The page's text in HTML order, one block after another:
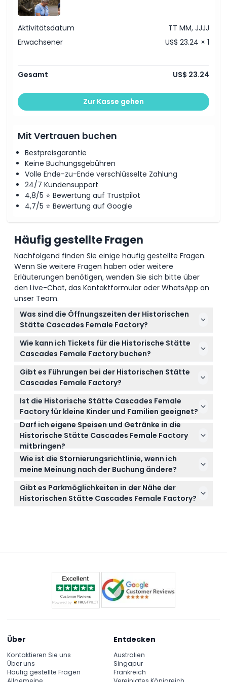
Stornierungsbedingungen
Aktivitätsdatum
TT MM, JJJJ
Erwachsener
US$ 23.24 × 1
Gesamt US$ 23.24
Zur Kasse gehen
Mit Vertrauen buchen
Bestpreisgarantie
Keine Buchungsgebühren
Volle Ende-zu-Ende verschlüsselte Zahlung
24/7 Kundensupport
4,8/5 ⭐ Bewertung auf Trustpilot
4,7/5 ⭐ Bewertung auf Google
Häufig gestellte Fragen
Nachfolgend finden Sie einige häufig gestellte Fragen.
Wenn Sie weitere Fragen haben oder weitere
Erläuterungen benötigen, wenden Sie sich bitte über
den Live-Chat, das Kontaktformular oder WhatsApp an
unser Team.
Was sind die Öffnungszeiten der Historischen
Stätte Cascades Female Factory?
Die Stätte ist täglich von 10:00 bis 16:00 Uhr
geöffnet (Änderungen vorbehalten – bitte
bestätigen Sie dies bei der Buchung).
Wie kann ich Tickets für die Historische Stätte
Cascades Female Factory buchen?
Sie können Ihre Tickets ganz einfach online hier auf
dieser Website buchen, um Ihren Platz für das
gewünschte Datum und die gewünschte Uhrzeit zu
sichern.
Gibt es Führungen bei der Historischen Stätte
Cascades Female Factory?
Ja, eine 40-minütige geführte Tour ist im
Eintrittspreis enthalten, und Sie können auch einen
digitalen Audioguide herunterladen, um Ihren
Besuch zu bereichern.
Ist die Historische Stätte Cascades Female
Factory für kleine Kinder und Familien geeignet?
Absolut – Kinder im Alter von 0-6 Jahren haben
freien Eintritt, und die Stätte ist mit Kinderwagen
und Rollstühlen zugänglich, zudem steht ein
Elternzimmer für Familien zur Verfügung.
Darf ich eigene Speisen und Getränke in die
Historische Stätte Cascades Female Factory
mitbringen?
Eigene Speisen und Getränke sind innerhalb der
Anlage nicht erlaubt, bitte planen Sie dies vor Ihrem
Besuch entsprechend ein.
Wie ist die Stornierungsrichtlinie, wenn ich
meine Meinung nach der Buchung ändere?
Tickets sind nicht erstattungsfähig und können
nicht storniert werden, daher bitten wir Sie, Ihre
Gibt es Parkmöglichkeiten in der Nähe der
Historischen Stätte Cascades Female Factory?
Über
Kontaktieren Sie uns
Über uns
Häufig gestellte Fragen
Entdecken
Australien
Singapur
Frankreich